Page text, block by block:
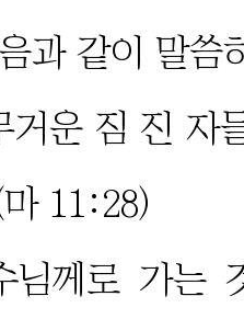
과 같이 말씀
거운 짐 진 자
11:28)
님께로 가는